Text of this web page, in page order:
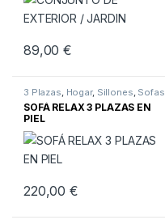
89,00€
3 Plazas, Hogar, Sillones, Sofas
SOFÁ RELAX 3 PLAZAS EN
PIEL
220,00€